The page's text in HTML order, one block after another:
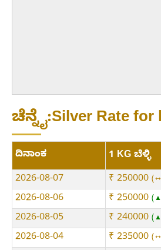
ಚೆನ್ನೈ:Silver Rate for
ದಿನಾಂಕ
1 KG ಬೆಳ್ಳಿ
2026-08-07
₹ 250000
2026-08-06 ₹ 250000
2026-08-05 ₹ 240000
2026-08-04 ₹ 235000